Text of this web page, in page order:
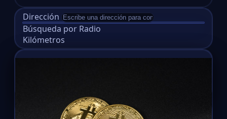
Dirección
Búsqueda por Radio
Kilómetros